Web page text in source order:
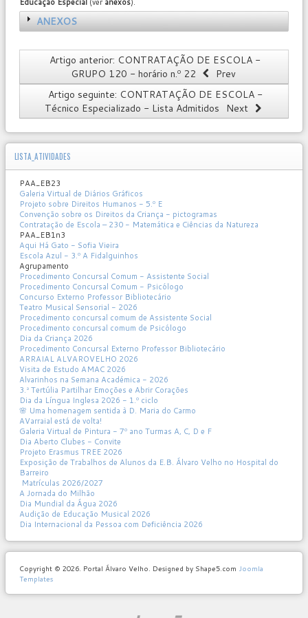
ANEXOS
Artigo anterior: CONTRATAÇÃO DE ESCOLA -
GRUPO 120 - horário n.º 22
Prev
Artigo seguinte: CONTRATAÇÃO DE ESCOLA -
Técnico Especializado - Lista Admitidos Next
LISTA_ATIVIDADES
PAA_EB23
Galeria Virtual de Diários Gráficos
Projeto sobre Direitos Humanos - 5.º E
Convenção sobre os Direitos da Criança - pictogramas
Contratação de Escola – 230 - Matemática e Ciências da Natureza
PAA_EB1n3
Aqui Há Gato - Sofia Vieira
Escola Azul - 3.º A Fidalguinhos
Agrupamento
Procedimento Concursal Comum - Assistente Social
Procedimento Concursal Comum - Psicólogo
Concurso Externo Professor Bibliotecário
Teatro Musical Sensorial - 2026
Procedimento concursal comum de Assistente Social
Procedimento concursal comum de Psicólogo
Dia da Criança 2026
Procedimento Concursal Externo Professor Bibliotecário
ARRAIAL ALVAROVELHO 2026
Visita de Estudo AMAC 2026
Alvarinhos na Semana Académica - 2026
3.ª Tertúlia Partilhar Emoções e Abrir Corações
Dia da Língua Inglesa 2026 - 1.º ciclo
🌸 Uma homenagem sentida à D. Maria do Carmo
AVarraial está de volta!
Galeria Virtual de Pintura - 7º ano Turmas A, C, D e F
Dia Aberto Clubes - Convite
Projeto Erasmus TREE 2026
Exposição de Trabalhos de Alunos da E.B. Álvaro Velho no Hospital do
Barreiro
Matrículas 2026/2027
A Jornada do Milhão
Dia Mundial da Água 2026
Audição de Educação Musical 2026
Dia Internacional da Pessoa com Deficiência 2026
Copyright © 2026. Portal Álvaro Velho. Designed by Shape5.com Joomla
Templates